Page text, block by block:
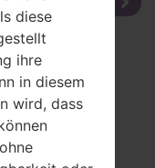
diese
ihre
in diesem
wird, dass